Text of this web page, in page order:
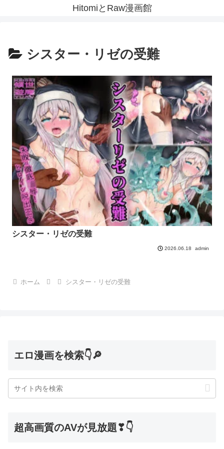
HitomiとRaw漫画館
シスター・リゼの受難
シスター・リゼの受難
2026.06.18 admin
ホーム シスター・リゼの受難
エロ漫画を検索👇🔎
超高画質のAVが見放題❣👇